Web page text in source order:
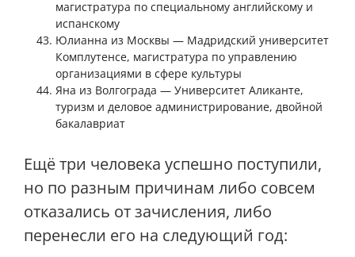
магистратура по специальному английскому и
испанскому
Юлианна из Москвы — Мадридский университет
Комплутенсе, магистратура по управлению
организациями в сфере культуры
Яна из Волгограда — Университет Аликанте,
туризм и деловое администрирование, двойной
бакалавриат
Ещё три человека успешно поступили,
но по разным причинам либо совсем
отказались от зачисления, либо
перенесли его на следующий год: